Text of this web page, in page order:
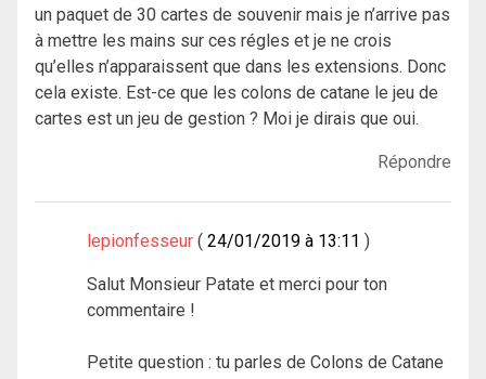
un paquet de 30 cartes de souvenir mais je n’arrive pas
à mettre les mains sur ces régles et je ne crois
qu’elles n’apparaissent que dans les extensions. Donc
cela existe. Est-ce que les colons de catane le jeu de
cartes est un jeu de gestion ? Moi je dirais que oui.
Répondre
lepionfesseur 24/01/2019 à 13:11
Salut Monsieur Patate et merci pour ton
commentaire !
Petite question : tu parles de Colons de Catane